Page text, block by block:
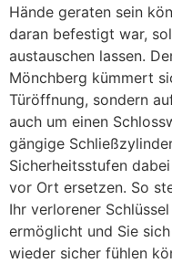
Hände geraten sein
daran befestigt war,
austauschen lassen.
Mönchberg kümmert
Türöffnung, sondern
auch um einen
gängige
Sicherheitsstufen
vor Ort ersetzen. So
Ihr verlorener
ermöglicht und Sie
wieder sicher fühlen